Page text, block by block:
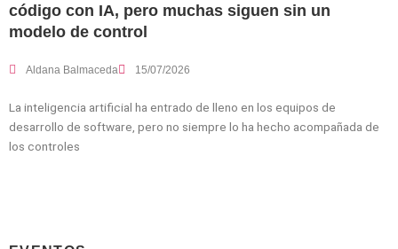
código con IA, pero muchas siguen sin un
modelo de control
Aldana Balmaceda 15/07/2026
La inteligencia artificial ha entrado de lleno en los equipos de
desarrollo de software, pero no siempre lo ha hecho acompañada de
los controles